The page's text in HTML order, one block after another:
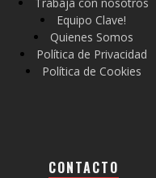
Equipo Clave!
Quienes Somos
Política de Privacidad
Política de Cookies
CONTACTO